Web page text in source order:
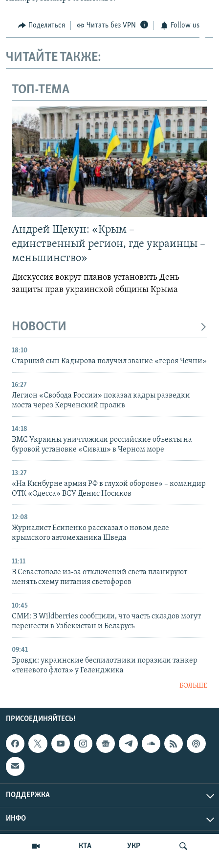
КТА УКР
Поделиться Читать без VPN Follow us
ЧИТАЙТЕ ТАКЖЕ:
ТОП-ТЕМА
Андрей Щекун: «Крым –
единственный регион, где украинцы –
меньшинство»
Дискуссия вокруг планов установить День
защиты прав украинской общины Крыма
НОВОСТИ
18:10
Старший сын Кадырова получил звание «героя Чечни»
16:27
Легион «Свобода России» показал кадры разведки
моста через Керченский пролив
14:18
ВМС Украины уничтожили российские объекты на
буровой установке «Сиваш» в Черном море
13:27
«На Кинбурне армия РФ в глухой обороне» – командир
ОТК «Одесса» ВСУ Денис Носиков
12:08
Журналист Есипенко рассказал о новом деле
крымского автомеханика Шведа
11:11
В Севастополе из-за отключений света планируют
менять схему питания светофоров
10:45
СМИ: В Wildberries сообщили, что часть складов могут
перенести в Узбекистан и Беларусь
09:41
Бровди: украинские беспилотники поразили танкер
«теневого флота» у Геленджика
БОЛЬШЕ
ПРИСОЕДИНЯЙТЕСЬ!
ПОДДЕРЖКА
ИНФО
Copyright Крым.Реалии, 2026 | Все права защищены.
UTC+3